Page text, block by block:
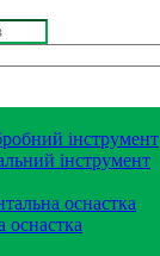
інструмент
інструмент
оснастка
оснастка